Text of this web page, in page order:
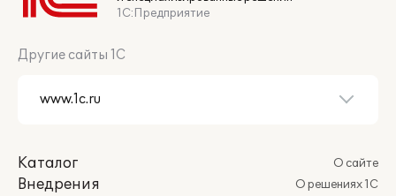
1С:Предприятие
Другие сайты 1С
Каталог
Внедрения
О сайте
О решениях 1С